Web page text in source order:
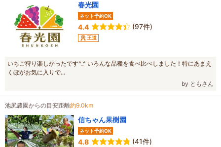
春光園
ネット予約OK
4.4 (97件)
王道
いちご狩り楽しかったです^_^ いろんな品種を食べ比べしました！特にあまえ
くぼがお気に入りで...
by ともさん
池尻農園からの目安距離約9.0km
信ちゃん果樹園
ネット予約OK
4.8 (41件)